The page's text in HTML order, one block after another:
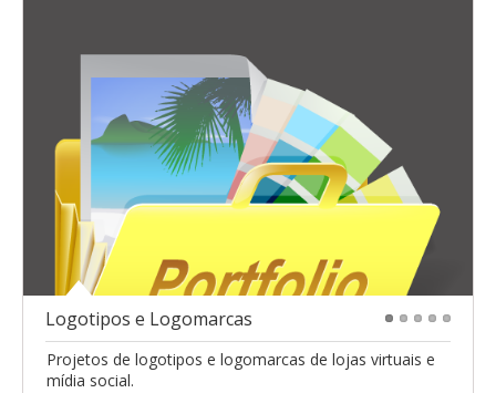
Logotipos e Logomarcas
Projetos de logotipos e logomarcas de lojas virtuais e
mídia social.